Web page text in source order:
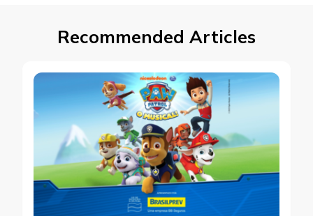
Recommended Articles